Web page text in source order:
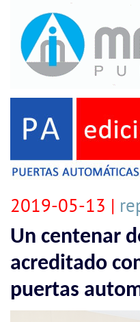
2019-05-13 |
Un centenar
acreditado
puertas